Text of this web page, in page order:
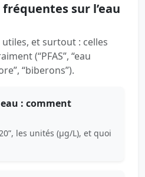
sur l’eau
et surtout : celles
(“PFAS”, “eau
“biberons”).
: comment
les unités (µg/L), et quoi